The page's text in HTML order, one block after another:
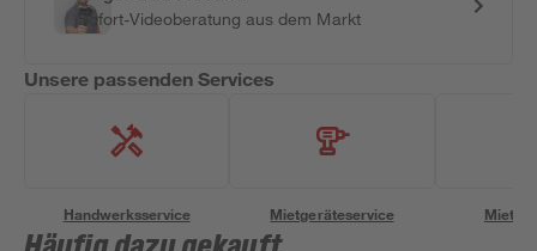
Sofort-Videoberatung aus dem Markt
Unsere passenden Services
Handwerksservice Mietgeräteservice